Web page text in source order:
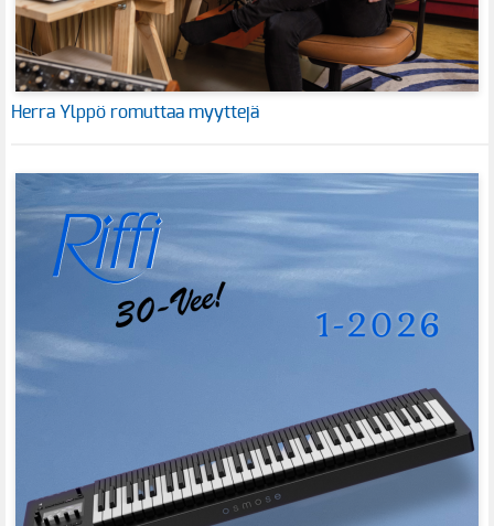
Herra Ylppö romuttaa myyttejä